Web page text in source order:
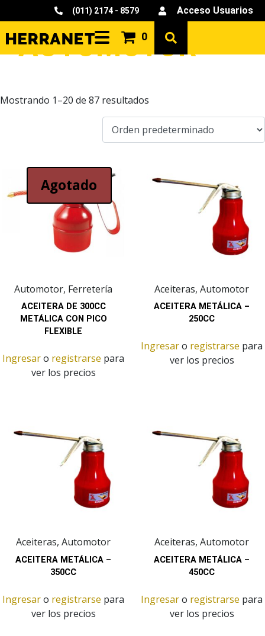
(011) 2174 - 8579 Acceso Usuarios
0
AUTOMOTOR
Mostrando 1–20 de 87 resultados
Agotado
Automotor, Ferretería
ACEITERA DE 300CC
METÁLICA CON PICO
FLEXIBLE
Ingresaro registrarse para
ver los precios
Aceiteras, Automotor
ACEITERA METÁLICA –
250CC
Ingresaro registrarse para
ver los precios
Aceiteras, Automotor
ACEITERA METÁLICA –
350CC
Ingresaro registrarse para
ver los precios
Aceiteras, Automotor
ACEITERA METÁLICA –
450CC
Ingresaro registrarse para
ver los precios